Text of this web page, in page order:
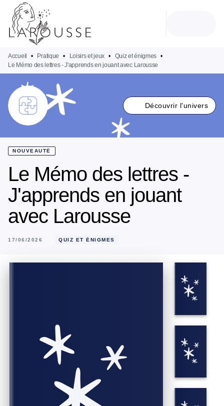
MENU
PIED DE PAGE
Accueil • Pratique • Loisirs et jeux • Quiz et énigmes •
Le Mémo des lettres - J'apprends en jouant avec Larousse
Découvrir l'univers
NOUVEAUTÉ
Le Mémo des lettres -
J'apprends en jouant
avec Larousse
17/06/2026 QUIZ ET ÉNIGMES